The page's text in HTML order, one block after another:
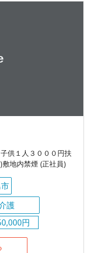
供１人３０００円扶
地内禁煙 (正社員)
護
円